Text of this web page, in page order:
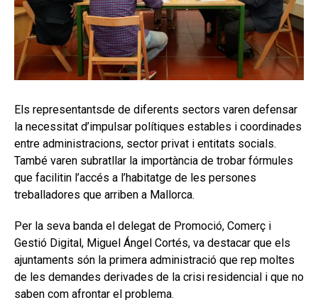
Els representantsde de diferents sectors varen defensar
la necessitat d’impulsar polítiques estables i coordinades
entre administracions, sector privat i entitats socials.
També varen subratllar la importància de trobar fórmules
que facilitin l’accés a l’habitatge de les persones
treballadores que arriben a Mallorca.
Per la seva banda el delegat de Promoció, Comerç i
Gestió Digital, Miguel Ángel Cortés, va destacar que els
ajuntaments són la primera administració que rep moltes
de les demandes derivades de la crisi residencial i que no
saben com afrontar el problema.